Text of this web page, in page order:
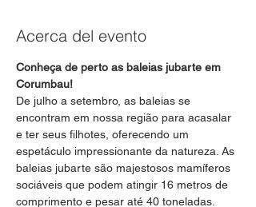
Acerca del evento
Conheça de perto as baleias jubarte em
Corumbau!
De julho a setembro, as baleias se
encontram em nossa região para acasalar
e ter seus filhotes, oferecendo um
espetáculo impressionante da natureza. As
baleias jubarte são majestosos mamíferos
sociáveis que podem atingir 16 metros de
comprimento e pesar até 40 toneladas.